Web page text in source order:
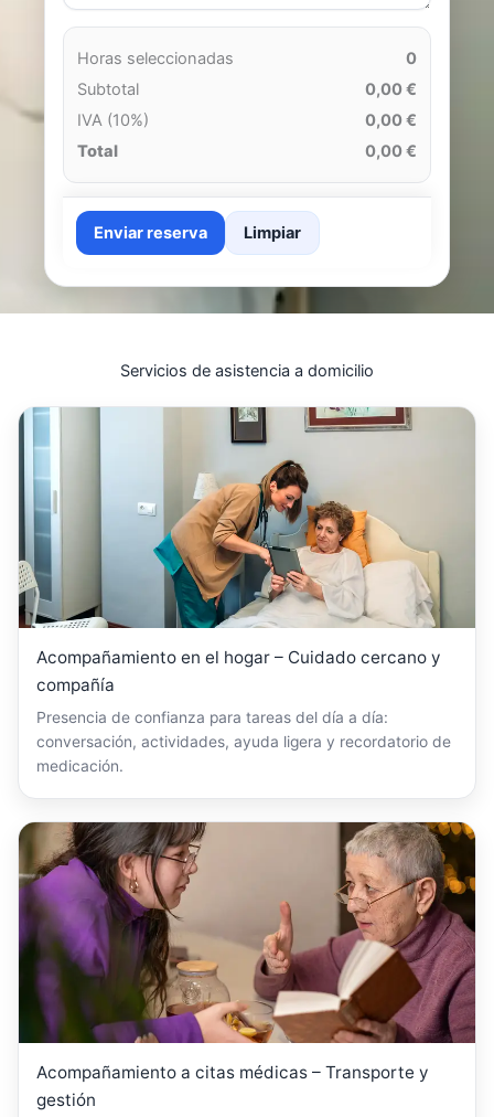
Horas seleccionadas
0
Subtotal
0,00 €
IVA (10%)
0,00 €
Total
0,00 €
Enviar reserva Limpiar
Servicios de asistencia a domicilio
Acompañamiento en el hogar – Cuidado cercano y
compañía
Presencia de confianza para tareas del día a día:
conversación, actividades, ayuda ligera y recordatorio de
medicación.
Acompañamiento a citas médicas – Transporte y
gestión